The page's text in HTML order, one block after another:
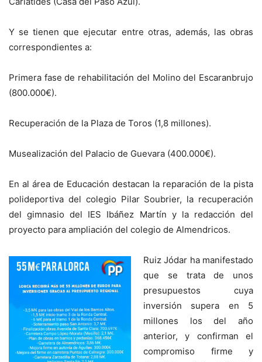
Y se tienen que ejecutar entre otras, además, las obras
correspondientes a:
Primera fase de rehabilitación del Molino del Escaranbrujo
(800.000€).
Recuperación de la Plaza de Toros (1,8 millones).
Musealización del Palacio de Guevara (400.000€).
En al área de Educación destacan la reparación de la pista
polideportiva del colegio Pilar Soubrier, la recuperación
del gimnasio del IES Ibáñez Martín y la redacción del
proyecto para ampliación del colegio de Almendricos.
Ruiz Jódar ha manifestado
que se trata de unos
presupuestos cuya
inversión supera en 5
millones los del año
anterior, y confirman el
compromiso firme y